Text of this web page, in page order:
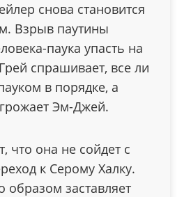
снова становится
Взрыв паутины
паука упасть на
спрашивает, все ли
в порядке, а
Эм-Джей.
что она не сойдет с
к Серому Халку.
образом заставляет